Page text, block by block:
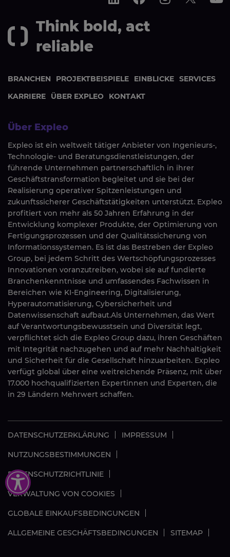
Think bold, act
reliable
BRANCHEN PROJEKTBEISPIELE EINBLICKE SERVICES
KARRIERE
ÜBER EXPLEO KONTAKT
Über Expleo
Expleo ist ein weltweit tätiger Anbieter von Ingenieurs-,
Technologie- und Beratungsdienstleistungen, der
führende Unternehmen partnerschaftlich in ihrer
Geschäftstransformation begleitet und sie bei der
Realisierung operativer Spitzenleistungen und
zukunftssicherer Geschäftstätigkeiten unterstützt. Expleo
profitiert von mehr als 50 Jahren Erfahrung in der
Entwicklung komplexer Produkte, der Optimierung von
Fertigungsprozessen und der Qualitätssicherung von
Informationssystemen. Es ist das Bestreben der Expleo
Group, bei jedem Schritt des Wertschöpfungsprozesses
Innovationen voranzutreiben, wobei sie auf fundierte
Branchenkenntnisse und umfassendes Fachwissen in
Bereichen wie KI-Engineering, Digitalisierung,
Hyperautomatisierung, Cybersicherheit und
Datenwissenschaft aufbaut.Als Unternehmen, das Wert
auf Verantwortungsbewusstsein und Diversität legt,
verpflichtet sich die Expleo Group dazu, ihren Geschäften
mit Integrität nachzugehen und auf mehr Nachhaltigkeit
und Sicherheit für die Gesellschaft hinzuarbeiten. Expleo
verfügt global über eine weitreichende Präsenz, mit über
17.000 hochqualifizierten Expertinnen und Experten, die
in 29 Ländern Mehrwert schaffen.
DATENSCHUTZERKLÄRUNG IMPRESSUM
NUTZUNGSBESTIMMUNGEN
DATENSCHUTZRICHTLINIE
VERWALTUNG VON COOKIES
GLOBALE EINKAUFSBEDINGUNGEN
ALLGEMEINE GESCHÄFTSBEDINGUNGEN SITEMAP